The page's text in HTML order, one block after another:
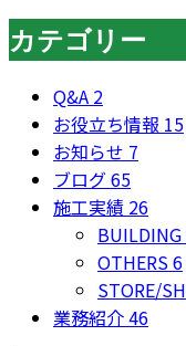
カテゴリー
Q&A 2
お役立ち情報 15
お知らせ 7
ブログ65
施工実績 26
BUILDING
OTHERS6
STORE/
業務紹介46